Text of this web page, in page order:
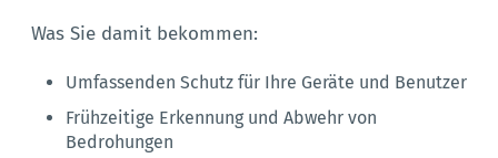
Was Sie damit bekommen:
Umfassenden Schutz für Ihre Geräte und Benutzer
Frühzeitige Erkennung und Abwehr von
Bedrohungen